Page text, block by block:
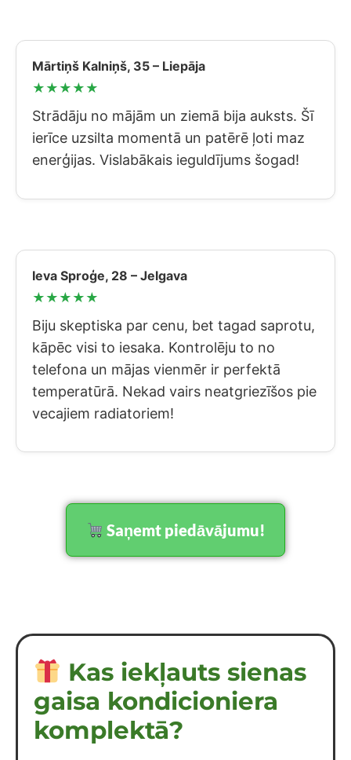
Mārtiņš Kalniņš, 35 – Liepāja
★★★★★
Strādāju no mājām un ziemā bija auksts. Šī
ierīce uzsilta momentā un patērē ļoti maz
enerģijas. Vislabākais ieguldījums šogad!
Ieva Sproģe, 28 – Jelgava
★★★★★
Biju skeptiska par cenu, bet tagad saprotu,
kāpēc visi to iesaka. Kontrolēju to no
telefona un mājas vienmēr ir perfektā
temperatūrā. Nekad vairs neatgriezīšos pie
vecajiem radiatoriem!
Saņemt piedāvājumu!
Kas iekļauts sienas
gaisa kondicioniera
komplektā?